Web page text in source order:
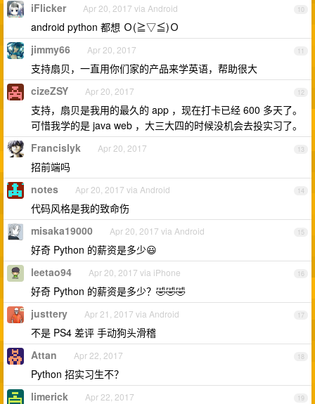
10
iFlicker Apr 20, 2017 via Android
android python 都想 Ｏ(≧▽≦)Ｏ
11
jimmy66 Apr 20, 2017
支持扇贝，一直用你们家的产品来学英语，帮助很大
12
cizeZSY Apr 20, 2017
支持，扇贝是我用的最久的 app ，现在打卡已经 600 多天了。
可惜我学的是 java web ，大三大四的时候没机会去投实习了。
13
Francislyk Apr 20, 2017
招前端吗
14
notes Apr 20, 2017 via Android
代码风格是我的致命伤
15
misaka19000 Apr 20, 2017 via Android
好奇 Python 的薪资是多少😃
16
leetao94 Apr 20, 2017 via iPhone
好奇 Python 的薪资是多少？🤣🤣🤣
17
justtery Apr 21, 2017 via Android
不是 PS4 差评 手动狗头滑稽
18
Attan Apr 22, 2017
Python 招实习生不？
19
limerick Apr 22, 2017